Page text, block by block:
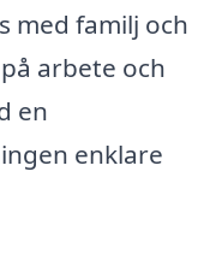
med familj och
arbete och
en
enklare